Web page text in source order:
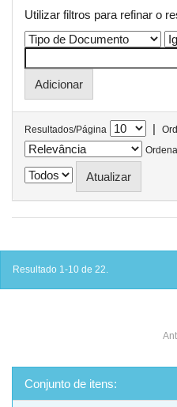
Utilizar filtros para refinar o
Resultados/Página |
Resultado 1-10 de 22.
Conjunto de itens: